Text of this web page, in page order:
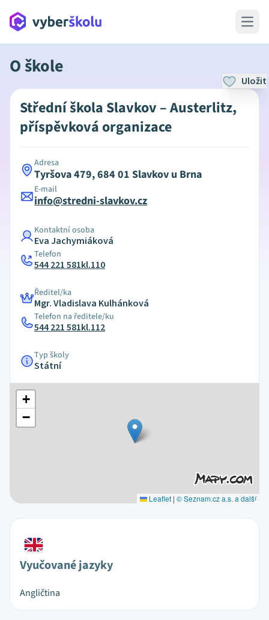
Open
O škole
Uložit
Střední škola Slavkov – Austerlitz,
příspěvková organizace
Adresa
Tyršova 479, 684 01 Slavkov u Brna
E-mail
info@stredni-slavkov.cz
Kontaktní osoba
Eva Jachymiáková
Telefon
544 221 581kl.110
Ředitel/ka
Mgr. Vladislava Kulhánková
Telefon na ředitele/ku
544 221 581kl.112
Typ školy
Státní
+
−
Leaflet | © Seznam.cz a.s. a další
Vyučované jazyky
Angličtina